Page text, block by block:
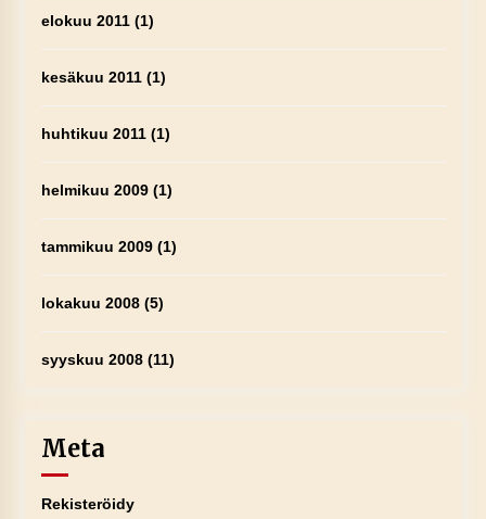
elokuu 2011(1)
kesäkuu 2011(1)
huhtikuu 2011(1)
helmikuu 2009(1)
tammikuu 2009(1)
lokakuu 2008(5)
syyskuu 2008(11)
Meta
Rekisteröidy